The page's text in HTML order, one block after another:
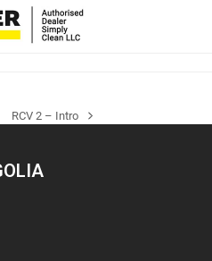
next
RCV 2 – Intro